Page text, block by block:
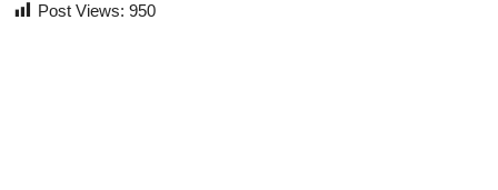
Post Views: 950